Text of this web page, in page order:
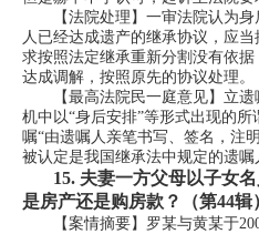
【法院处理】一审法院认为身
人已经达成遗产的继承协议，应
求按照法定继承重新分割没有依
达成调解，按照原先的协议处理。
【最高法院民一庭意见】立遗
机中以“身后安排”等形式出现的
嘱“由遗嘱人亲笔书写、签名，注
被认定是我国继承法中规定的遗嘱
15. 夫妻一方父母以子女
是房产还是购房款？（第44辑
【案情摘要】罗某与黄某于